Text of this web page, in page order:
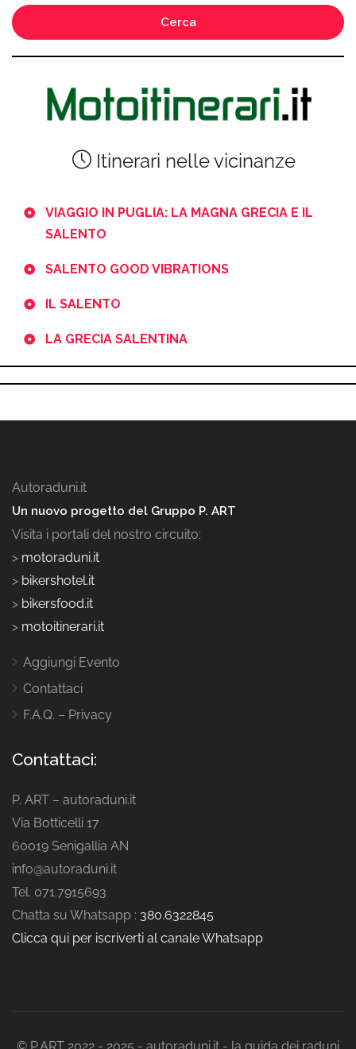
Cerca
Itinerari nelle vicinanze
VIAGGIO IN PUGLIA: LA MAGNA GRECIA E IL
SALENTO
SALENTO GOOD VIBRATIONS
IL SALENTO
LA GRECIA SALENTINA
Autoraduni.it
Un nuovo progetto del Gruppo P. ART
Visita i portali del nostro circuito:
> motoraduni.it
> bikershotel.it
> bikersfood.it
> motoitinerari.it
Aggiungi Evento
Contattaci
F.A.Q. – Privacy
Contattaci:
P. ART – autoraduni.it
Via Botticelli 17
60019 Senigallia AN
info@autoraduni.it
Tel. 071.7915693
Chatta su Whatsapp : 380.6322845
Clicca qui per iscriverti al canale Whatsapp